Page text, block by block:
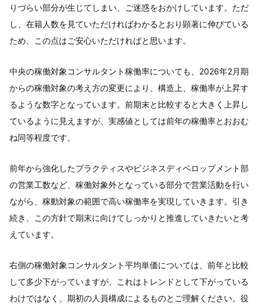
りづらい部分が生じてしまい、ご迷惑をおかけしています。ただ
し、在籍人数を見ていただければわかるとおり顕著に伸びている
ため、この点はご安心いただければと思います。
中央の稼働対象コンサルタント稼働率についても、2026年2月期
からの稼働対象の考え方の変更により、構造上、稼働率が上昇す
るような数字となっています。前期末と比較すると大きく上昇し
ているように見えますが、実感値としては前年の稼働率とおおむ
ね同等程度です。
前年から強化したプラクティスやビジネスディベロップメント部
の営業工数など、稼働対象外となっている部分で営業活動を行い
ながら、稼動対象の範囲で高い稼働率を実現していきます。引き
続き、この方針で期末に向けてしっかりと推進していきたいと考
えています。
右側の稼働対象コンサルタント平均単価については、前年と比較
して多少下がっていますが、これはトレンドとして下がっている
わけではなく、期初の人員構成によるものとご理解ください。役